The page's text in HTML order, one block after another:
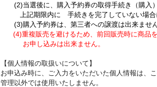
(2)当選後に、購入予約券の取得手続き（購入
上記期限内に 手続きを完了していない場合に
(3)購入予約券は、第三者への譲渡は出来ません
(4)重複販売を避けるため、前回販売時に商品
お申し込みは出来ません。
【個人情報の取扱いについて】
お申込み時に、ご入力をいただいた個人情報は、
管理以外では使用いたしません。